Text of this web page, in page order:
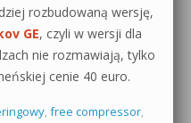
rozbudowaną wersję,
GE, czyli w wersji dla
nie rozmawiają, tylko
cenie 40 euro.
, free compressor,